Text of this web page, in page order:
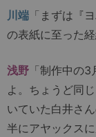
川端 「まずは『
の表紙に至った
浅野 「制作中の
よ。ちょうど同
いていた白井さ
半にアヤックス